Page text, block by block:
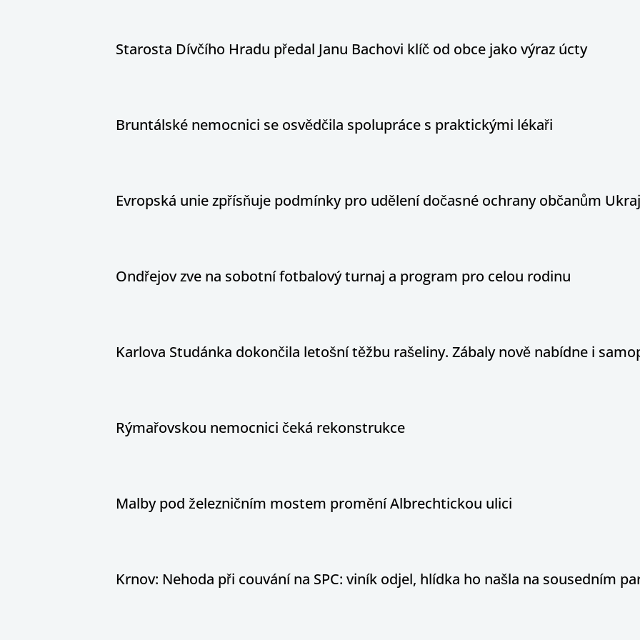
Starosta Dívčího Hradu předal Janu Bachovi klíč od obce jako výraz úcty
Bruntálské nemocnici se osvědčila spolupráce s praktickými lékaři
Evropská unie zpřísňuje podmínky pro udělení dočasné ochrany občanům
Ondřejov zve na sobotní fotbalový turnaj a program pro celou rodinu
Karlova Studánka dokončila letošní těžbu rašeliny. Zábaly nově nabídne i
Rýmařovskou nemocnici čeká rekonstrukce
Malby pod železničním mostem promění Albrechtickou ulici
Krnov: Nehoda při couvání na SPC: viník odjel, hlídka ho našla na sousedním